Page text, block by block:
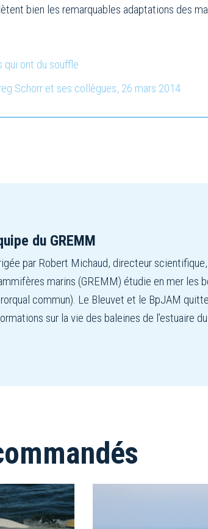
bien les remarquables adaptations des
qui ont du souffle
Schorr et ses collègues, 26 mars 2014
du GREMM
par Robert Michaud, directeur
marins (GREMM) étudie en mer les
commun). Le Bleuvet et le BpJAM
sur la vie des baleines de l’estuaire